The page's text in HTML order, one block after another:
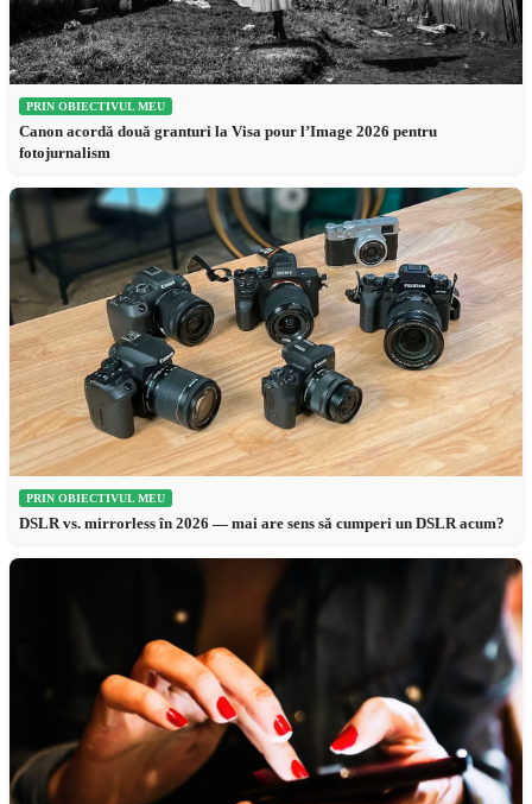
PRIN OBIECTIVUL MEU
Canon acordă două granturi la Visa pour l’Image 2026 pentru
fotojurnalism
PRIN OBIECTIVUL MEU
DSLR vs. mirrorless în 2026 — mai are sens să cumperi un DSLR acum?